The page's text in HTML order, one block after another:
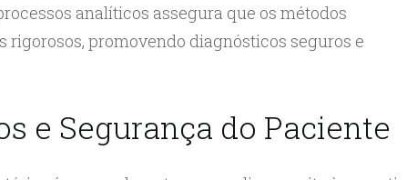
analíticos assegura que os métodos
rigorosos, promovendo diagnósticos seguros e
e Segurança do Paciente